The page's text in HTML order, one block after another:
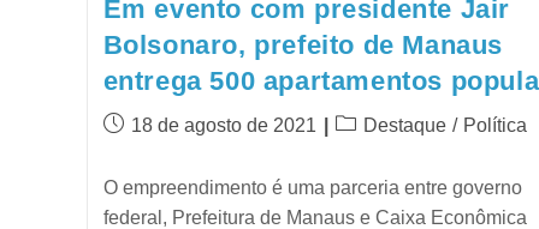
Em evento com presidente Jair
Bolsonaro, prefeito de Manaus
entrega 500 apartamentos
18 de agosto de 2021 Destaque / Política
O empreendimento é uma parceria entre governo
federal, Prefeitura de Manaus e Caixa Econômica